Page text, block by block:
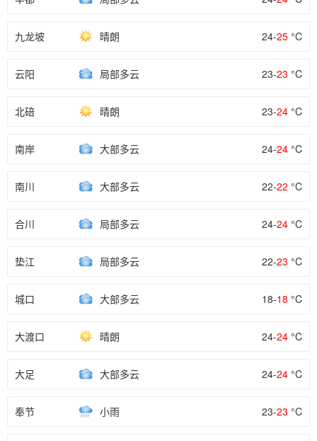
九龙坡 晴朗 24-25 °C
云阳 局部多云 23-23 °C
北碚 晴朗 23-24 °C
南岸 大部多云 24-24 °C
南川 大部多云 22-22 °C
合川 局部多云 24-24 °C
垫江 局部多云 22-23 °C
城口 大部多云 18-18 °C
大渡口 晴朗 24-24 °C
大足 大部多云 24-24 °C
奉节 小雨 23-23 °C